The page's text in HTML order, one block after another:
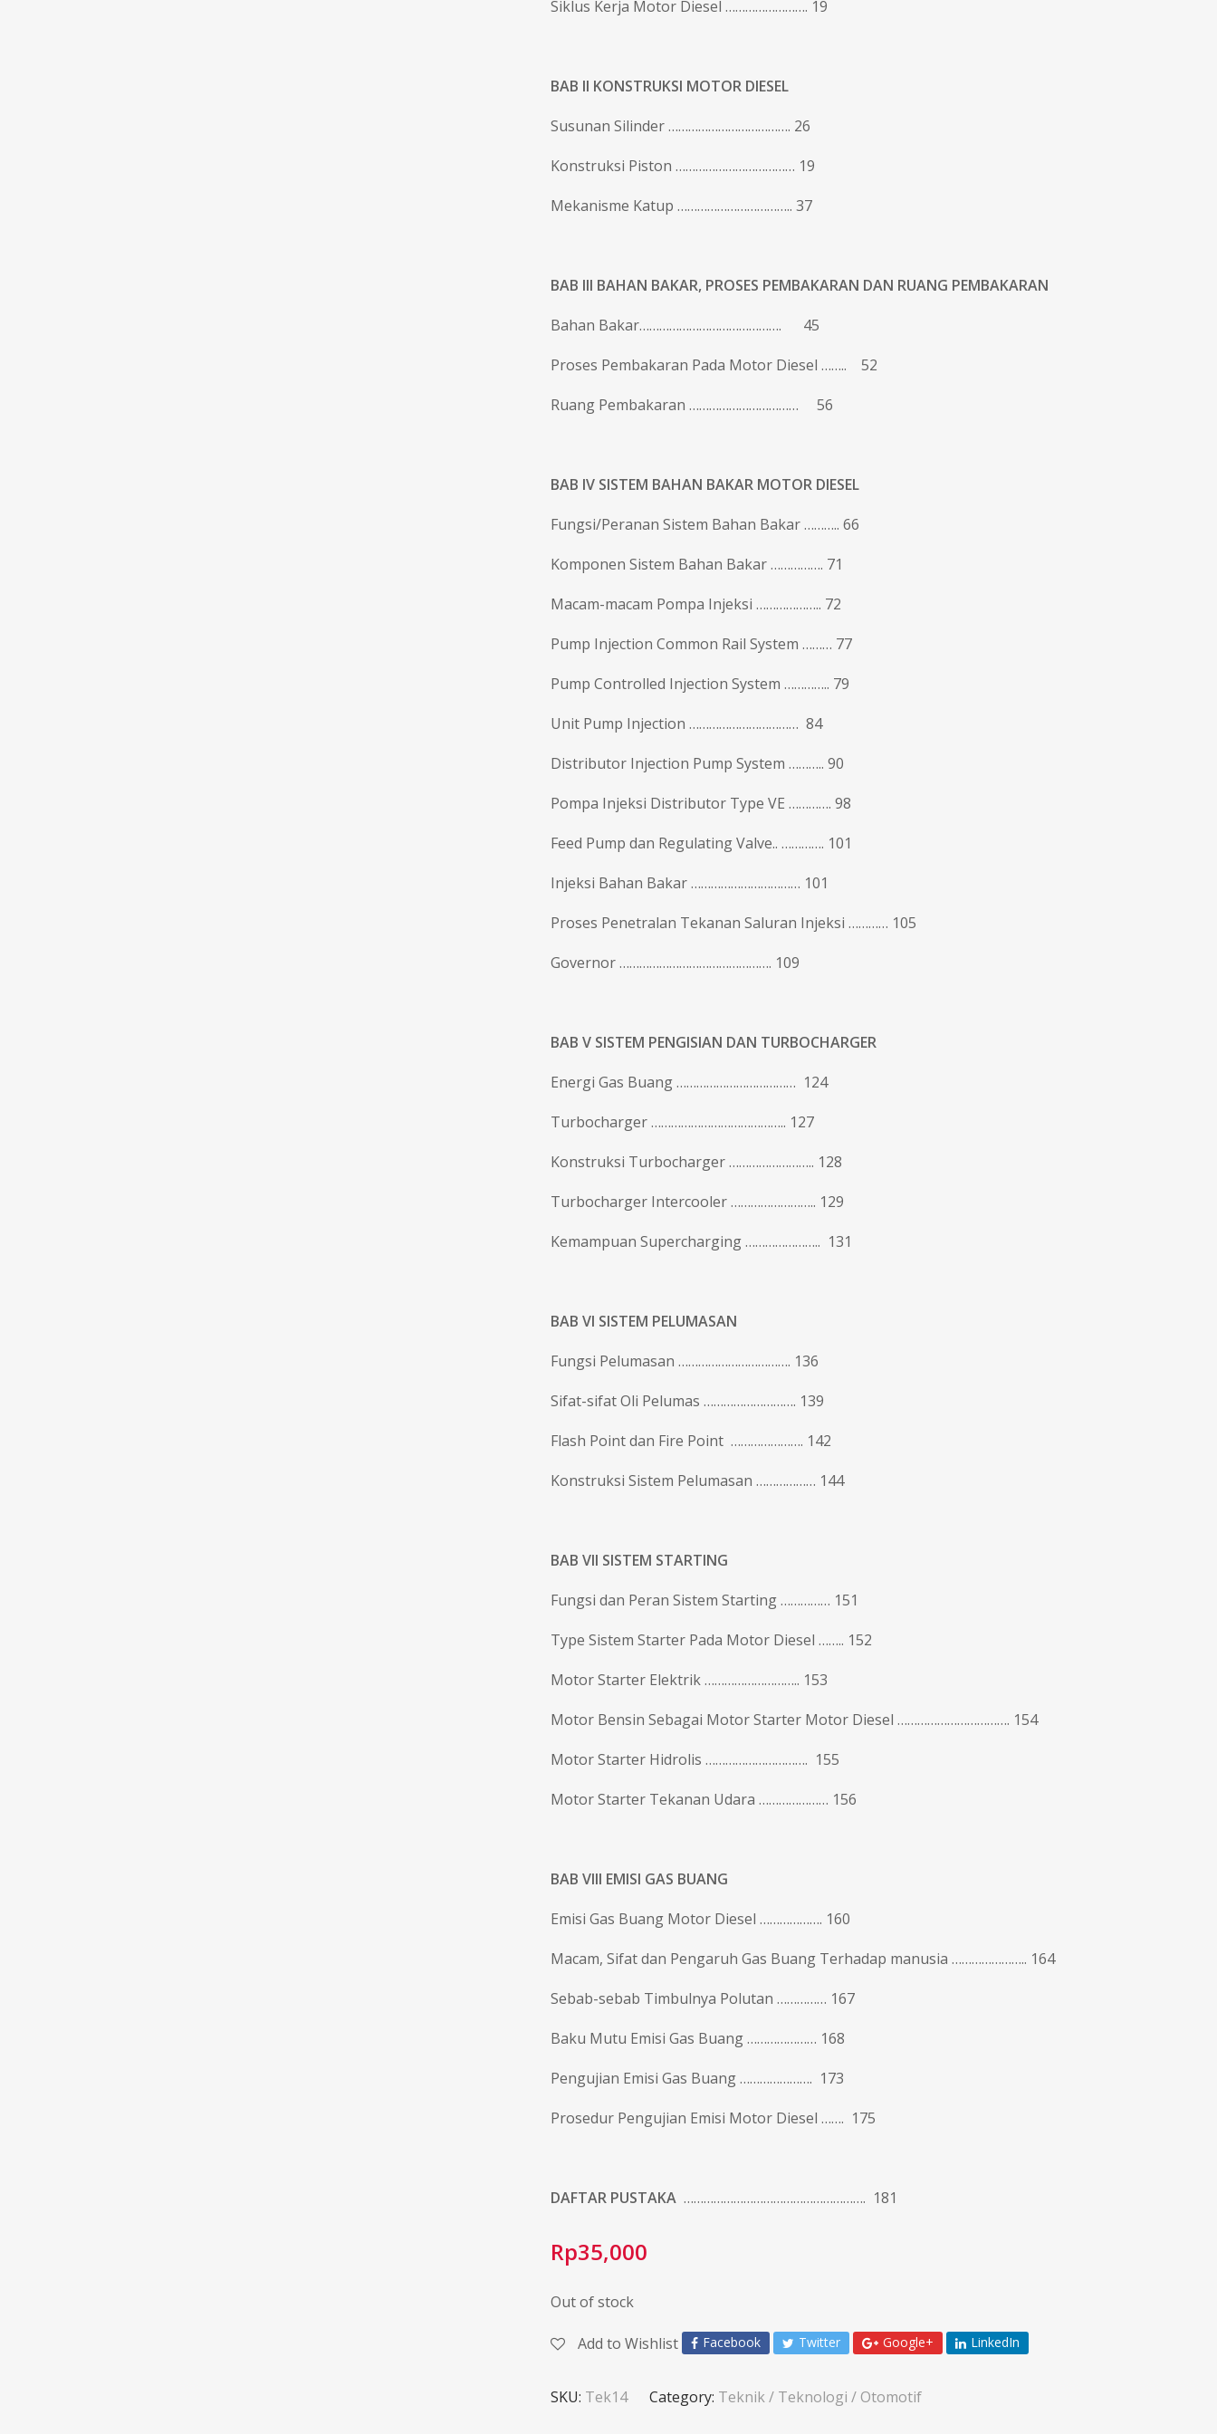
Siklus Kerja Motor Diesel ……………………. 19
BAB II KONSTRUKSI MOTOR DIESEL
Susunan Silinder ………………………………. 26
Konstruksi Piston ……………………………… 19
Mekanisme Katup …………………………….. 37
BAB III BAHAN BAKAR, PROSES PEMBAKARAN DAN RUANG PEMBAKARAN
Bahan Bakar……………………………………. 45
Proses Pembakaran Pada Motor Diesel …….. 52
Ruang Pembakaran …………………………… 56
BAB IV SISTEM BAHAN BAKAR MOTOR DIESEL
Fungsi/Peranan Sistem Bahan Bakar ……….. 66
Komponen Sistem Bahan Bakar ……………. 71
Macam-macam Pompa Injeksi ……………….. 72
Pump Injection Common Rail System ……… 77
Pump Controlled Injection System ………….. 79
Unit Pump Injection …………………………… 84
Distributor Injection Pump System ……….. 90
Pompa Injeksi Distributor Type VE …………. 98
Feed Pump dan Regulating Valve.. …………. 101
Injeksi Bahan Bakar …………………………… 101
Proses Penetralan Tekanan Saluran Injeksi ………… 105
Governor ………………………………………. 109
BAB V SISTEM PENGISIAN DAN TURBOCHARGER
Energi Gas Buang ……………………………… 124
Turbocharger ………………………………….. 127
Konstruksi Turbocharger …………………….. 128
Turbocharger Intercooler …………………….. 129
Kemampuan Supercharging ………………….. 131
BAB VI SISTEM PELUMASAN
Fungsi Pelumasan ……………………………. 136
Sifat-sifat Oli Pelumas ………………………. 139
Flash Point dan Fire Point …………………. 142
Konstruksi Sistem Pelumasan ……………… 144
BAB VII SISTEM STARTING
Fungsi dan Peran Sistem Starting …………… 151
Type Sistem Starter Pada Motor Diesel …….. 152
Motor Starter Elektrik ……………………….. 153
Motor Bensin Sebagai Motor Starter Motor Diesel ……………………………. 154
Motor Starter Hidrolis …………………………. 155
Motor Starter Tekanan Udara ………………… 156
BAB VIII EMISI GAS BUANG
Emisi Gas Buang Motor Diesel ………………. 160
Macam, Sifat dan Pengaruh Gas Buang Terhadap manusia ………………….. 164
Sebab-sebab Timbulnya Polutan …………… 167
Baku Mutu Emisi Gas Buang ………………… 168
Pengujian Emisi Gas Buang …………………. 173
Prosedur Pengujian Emisi Motor Diesel ……. 175
DAFTAR PUSTAKA ………………………………………………. 181
Rp35,000
Out of stock
Add to Wishlist Facebook Twitter Google+ LinkedIn
SKU: Tek14 Category: Teknik / Teknologi / Otomotif